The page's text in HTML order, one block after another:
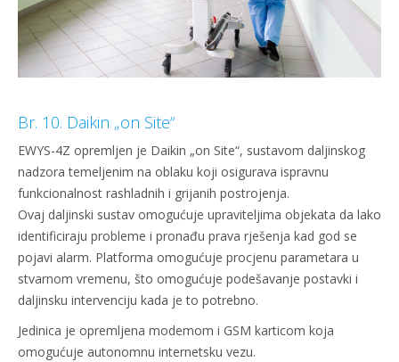
Br. 10. Daikin „on Site“
EWYS-4Z opremljen je Daikin „on Site“, sustavom daljinskog
nadzora temeljenim na oblaku koji osigurava ispravnu
funkcionalnost rashladnih i grijanih postrojenja.
Ovaj daljinski sustav omogućuje upraviteljima objekata da lako
identificiraju probleme i pronađu prava rješenja kad god se
pojavi alarm. Platforma omogućuje procjenu parametara u
stvarnom vremenu, što omogućuje podešavanje postavki i
daljinsku intervenciju kada je to potrebno.
Jedinica je opremljena modemom i GSM karticom koja
omogućuje autonomnu internetsku vezu.